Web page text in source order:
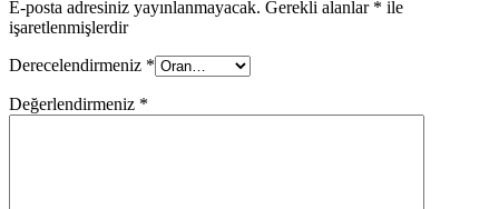
E-posta adresiniz yayınlanmayacak. Gerekli alanlar * ile
işaretlenmişlerdir
Derecelendirmeniz *
Değerlendirmeniz *